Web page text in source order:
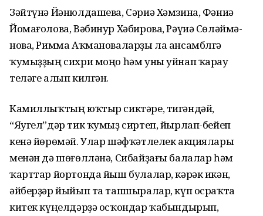
Зәйтүнә Йәнюлдашева, Сәриә Хәмзина, Фәниә
Йомағолова, Вә­бинур Хәбирова, Рәүиә Сөләй­мә­
нова, Римма Аҡмановаларҙы ла ансамблгә
ҡумыҙҙың сихри моңо һәм уны уйнап ҡарау
теләге алып килгән.
Камиллыҡтың юҡтыр сиктәре, тигәндәй,
“Яугел”дәр тик ҡумыҙ сиртеп, йырлап-бейеп
кенә йөрөмәй. Улар шәфҡәтлелек акциялары
менән дә шөғөлләнә, Сибайҙағы балалар һәм
ҡарттар йортонда йыш булалар, кәрәк икән,
әйберҙәр йыйып та тапшыралар, күп осраҡта
китек күңелдәрҙә осҡондар ҡа­бындырып,